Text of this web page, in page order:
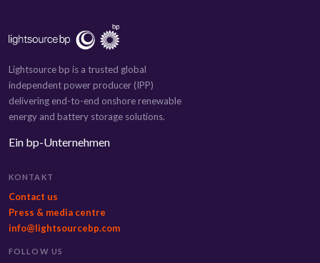
Lightsource bp is a trusted global
independent power producer (IPP)
delivering end-to-end onshore renewable
energy and battery storage solutions.
Ein bp-Unternehmen
KONTAKT
Contact us
Press & media centre
info@lightsourcebp.com
FOLLOW US